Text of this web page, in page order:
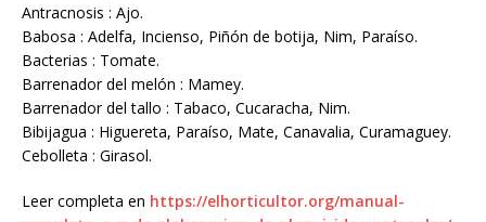
Antracnosis : Ajo.
Babosa : Adelfa, Incienso, Piñón de botija, Nim, Paraíso.
Bacterias : Tomate.
Barrenador del melón : Mamey.
Barrenador del tallo : Tabaco, Cucaracha, Nim.
Bibijagua : Higuereta, Paraíso, Mate, Canavalia, Curamaguey.
Cebolleta : Girasol.
Leer completa en https://elhorticultor.org/manual-